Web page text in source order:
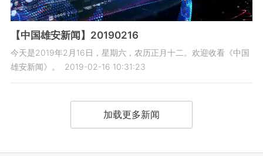
【中国雄安新闻】20190216
今天是2019年2月16日，星期六，农历正月十二。欢迎收看《中国
雄安新闻》。
2019-02-16 10:31:23
加载更多新闻